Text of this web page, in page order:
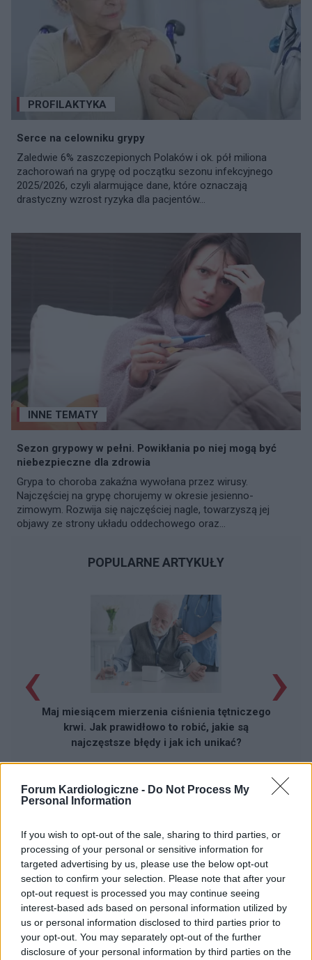
Forum Kardiologiczne - Do Not Process My
Personal Information
If you wish to opt-out of the sale, sharing to third parties, or
processing of your personal or sensitive information for
targeted advertising by us, please use the below opt-out
section to confirm your selection. Please note that after your
opt-out request is processed you may continue seeing
interest-based ads based on personal information utilized by
us or personal information disclosed to third parties prior to
your opt-out. You may separately opt-out of the further
disclosure of your personal information by third parties on the
PROFILAKTYKA
Serce na celowniku grypy
Zaledwie 6% zaszczepionych Polaków i ok. pół miliona
zachorowań na grypę od początku sezonu infekcyjnego
2025/2026, czyli alarmujące dane, które oznaczają
drastyczny wzrost ryzyka dla pacjentów...
INNE TEMATY
Sezon grypowy w pełni. Powikłania po niej mogą być
niebezpieczne dla zdrowia
Grypa to choroba zakaźna wywołana przez wirusy.
Najczęściej na grypę chorujemy w okresie jesienno-
zimowym. Rozwija się najczęściej nagle, towarzyszą jej
objawy ze strony układu oddechowego oraz...
POPULARNE ARTYKUŁY
Maj miesiącem mierzenia ciśnienia tętniczego
krwi. Jak prawidłowo to robić, jakie są
najczęstsze błędy i jak ich unikać?
‹ ›
Reklama: